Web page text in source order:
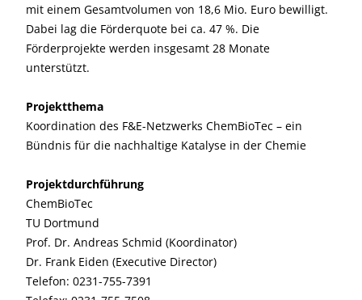
mit einem Gesamtvolumen von 18,6 Mio. Euro bewilligt.
Dabei lag die Förderquote bei ca. 47 %. Die
Förderprojekte werden insgesamt 28 Monate
unterstützt.
Projektthema
Koordination des F&E-Netzwerks ChemBioTec – ein
Bündnis für die nachhaltige Katalyse in der Chemie
Projektdurchführung
ChemBioTec
TU Dortmund
Prof. Dr. Andreas Schmid (Koordinator)
Dr. Frank Eiden (Executive Director)
Telefon: 0231-755-7391